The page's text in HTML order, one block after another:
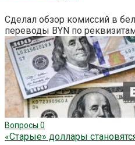
Сделал обзор комиссий в
переводы BYN по
Вопросы 0
«Старые» доллары